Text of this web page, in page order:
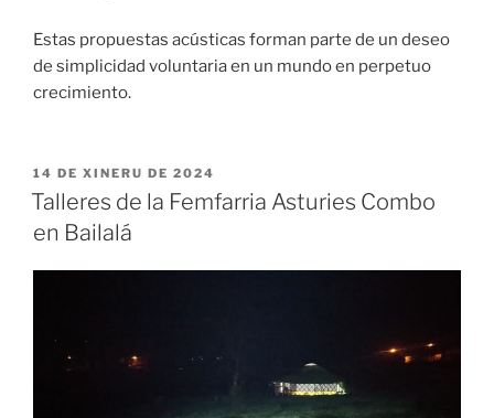
Estas propuestas acústicas forman parte de un deseo
de simplicidad voluntaria en un mundo en perpetuo
crecimiento.
ESPUBLIZÁU
EN
14 DE XINERU DE 2024
Talleres de la Femfarria Asturies Combo
en Bailalá